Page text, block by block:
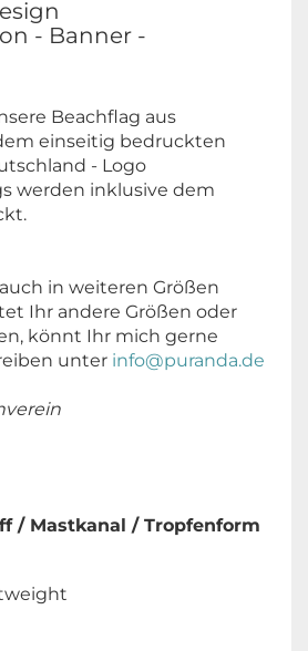
- Banner -
Beachflag aus
einseitig bedruckten
- Logo
werden inklusive dem
in weiteren Größen
Ihr andere Größen oder
könnt Ihr mich gerne
unter info@puranda.de
/ Mastkanal / Tropfenform